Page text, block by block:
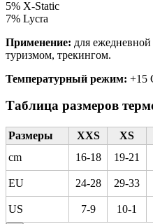
5% X-Static
7% Lycra
Применение: для
туризмом, трекингом.
Температурный режим: +15
Таблица размеров
Размеры XXS XS
cm
16-18 19-21
EU 24-28 29-33
US 7-9 10-1